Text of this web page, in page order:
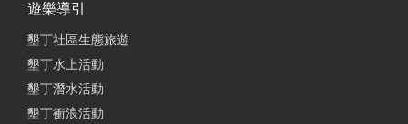
遊樂導引
墾丁社區生態旅遊
墾丁水上活動
墾丁潛水活動
墾丁衝浪活動